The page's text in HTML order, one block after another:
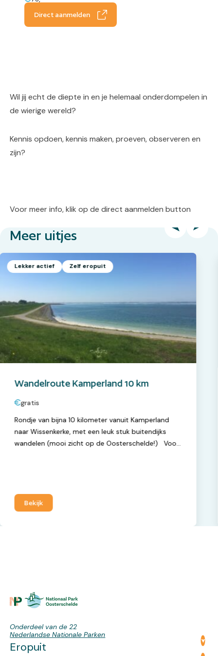
Direct aanmelden
Wil jij echt de diepte in en je helemaal onderdompelen in
de wierige wereld?
Kennis opdoen, kennis maken, proeven, observeren en
zijn?
Voor meer info, klik op de direct aanmelden button
Meer uitjes
Lekker actief Zelf eropuit
Wandelroute Kamperland 10 km
gratis
Rondje van bijna 10 kilometer vanuit Kamperland
naar Wissenkerke, met een leuk stuk buitendijks
wandelen (mooi zicht op de Oosterschelde!) Voor
Bekijk
Onderdeel van de 22
Nederlandse Nationale Parken
Eropuit